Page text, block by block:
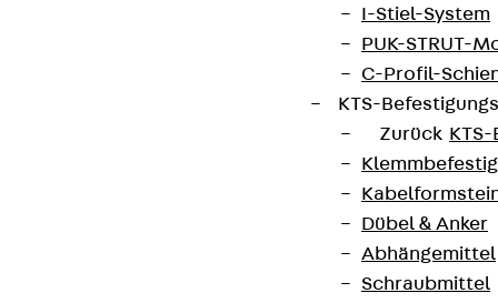
I-Stiel-System
PUK-STRUT-
C-Profil-
KTS-
Zurück
Dübel & Anker
Abhängemittel
Schraubmittel